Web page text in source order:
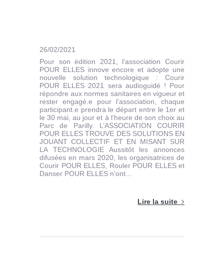
26/02/2021
Pour son édition 2021, l’association Courir
POUR ELLES innove encore et adopte une
nouvelle solution technologique : Courir
POUR ELLES 2021 sera audioguidé ! Pour
répondre aux normes sanitaires en vigueur et
rester engagé.e pour l’association, chaque
participant.e prendra le départ entre le 1er et
le 30 mai, au jour et à l’heure de son choix au
Parc de Parilly. L’ASSOCIATION COURIR
POUR ELLES TROUVE DES SOLUTIONS EN
JOUANT COLLECTIF ET EN MISANT SUR
LA TECHNOLOGIE Aussitôt les annonces
difusées en mars 2020, les organisatrices de
Courir POUR ELLES, Rouler POUR ELLES et
Danser POUR ELLES n’ont...
Lire la suite